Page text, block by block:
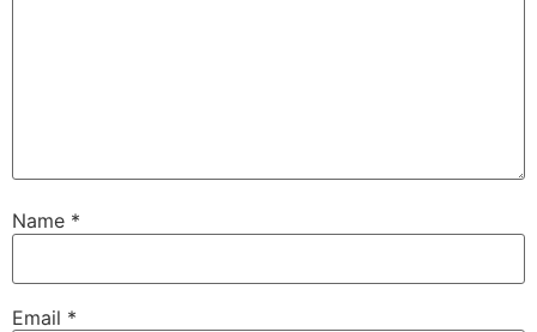
Name *
Email *